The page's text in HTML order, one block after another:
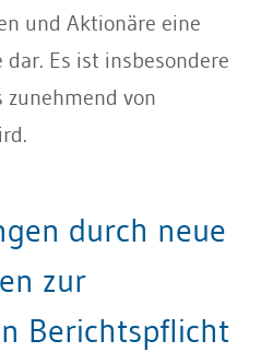
und Aktionäre eine
Es ist insbesondere
zunehmend von
durch neue
zur
Berichtspflicht